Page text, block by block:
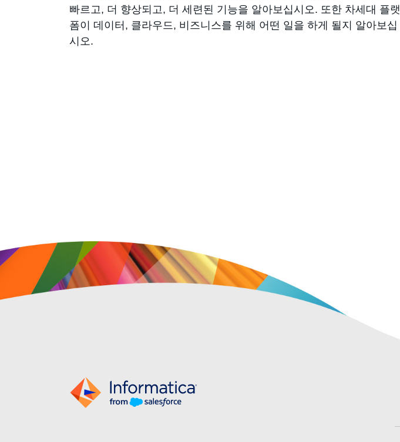
빠르고, 더 향상되고, 더 세련된 기능을 알아보십시오. 또한 차세대 플랫
폼이 데이터, 클라우드, 비즈니스를 위해 어떤 일을 하게 될지 알아보십
시오.